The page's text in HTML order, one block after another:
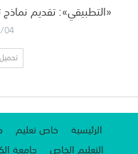
«التطبيقي»: تقديم
04
الرئيسية خاص تعليم
التعليم الخاص
جامعة